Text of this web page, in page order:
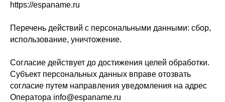
https://espaname.ru
Перечень действий с персональными данными: сбор,
использование, уничтожение.
Согласие действует до достижения целей обработки.
Субъект персональных данных вправе отозвать
согласие путем направления уведомления на адрес
Оператора info@espaname.ru